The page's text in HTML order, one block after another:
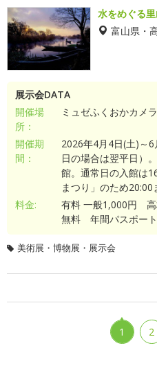
水をめぐる
富山県・
展示会DATA
開催場
所：
ミュゼふくおかカメ
開催期
間：
2026年4月4日(土)～
日の場合は翌平日）
館。通常日の入館は
まつり」のため20:00
料金:
有料 一般1,000円
無料 年間パスポー
美術展・博物展・展示会
1 2